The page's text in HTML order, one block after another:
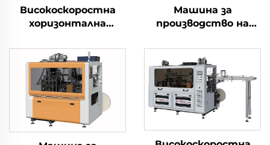
Високоскоростна
хоризонтална
производство на
хартиени чаши 3 в 1
Машина за
производство на
висока скорост